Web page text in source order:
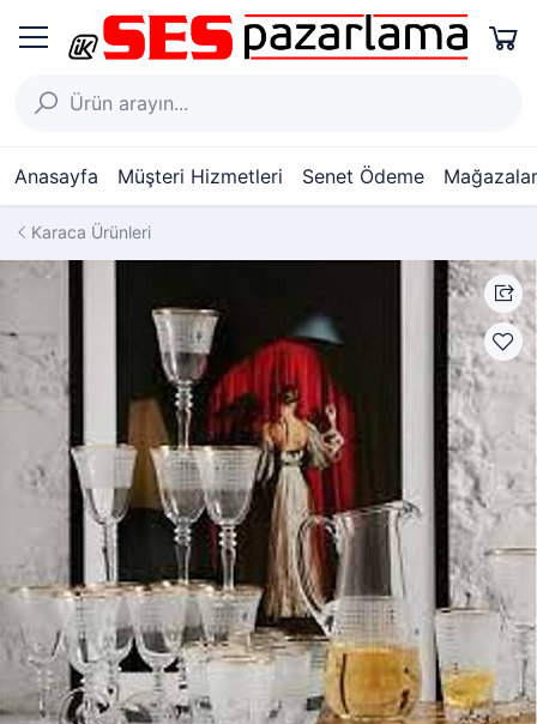
Anasayfa Müşteri Hizmetleri Senet Ödeme
Karaca Ürünleri